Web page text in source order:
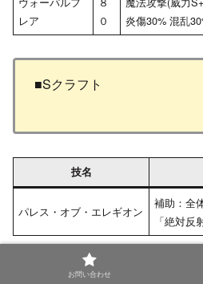
レア
０
炎傷30% 混乱
■Sクラフト
技名
パレス・オブ・エレギオン
補助：全
「絶対反
ブレイブオーダー
お問い合わせ